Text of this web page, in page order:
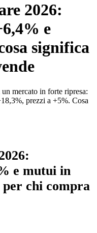
2026:
e
significa
mercato in forte ripresa:
prezzi a +5%. Cosa
e mutui in
per chi compra